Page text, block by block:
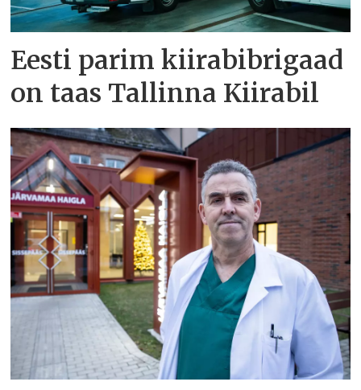
Eesti parim kiirabibrigaad
on taas Tallinna Kiirabil